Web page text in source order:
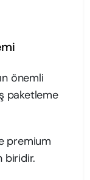
önemli
paketleme
premium
biridir.